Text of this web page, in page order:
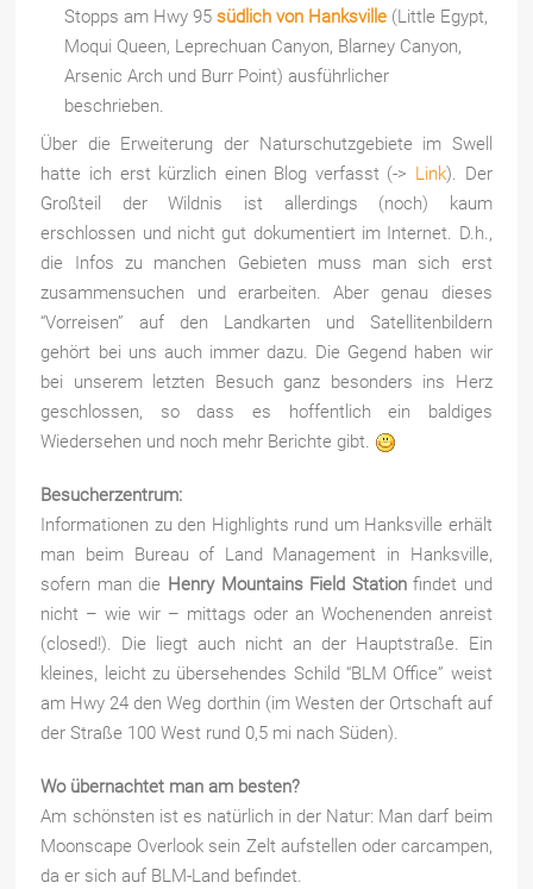
Stopps am Hwy 95südlich von Hanksville (Little Egypt,
Moqui Queen, Leprechuan Canyon, Blarney Canyon,
Arsenic Arch und Burr Point) ausführlicher
beschrieben.
Über die Erweiterung der Naturschutzgebiete im Swell
hatte ich erst kürzlich einen Blog verfasst (-> Link). Der
Großteil der Wildnis ist allerdings (noch) kaum
erschlossen und nicht gut dokumentiert im Internet. D.h.,
die Infos zu manchen Gebieten muss man sich erst
zusammensuchen und erarbeiten. Aber genau dieses
“Vorreisen” auf den Landkarten und Satellitenbildern
gehört bei uns auch immer dazu. Die Gegend haben wir
bei unserem letzten Besuch ganz besonders ins Herz
geschlossen, so dass es hoffentlich ein baldiges
Wiedersehen und noch mehr Berichte gibt.
Besucherzentrum:
Informationen zu den Highlights rund um Hanksville erhält
man beim Bureau of Land Management in Hanksville,
sofern man die Henry Mountains Field Stationfindet und
nicht – wie wir – mittags oder an Wochenenden anreist
(closed!). Die liegt auch nicht an der Hauptstraße. Ein
kleines, leicht zu übersehendes Schild “BLM Office” weist
am Hwy 24 den Weg dorthin (im Westen der Ortschaft auf
der Straße 100 West rund 0,5 mi nach Süden).
Wo übernachtet man am besten?
Am schönsten ist es natürlich in der Natur: Man darf beim
Moonscape Overlook sein Zelt aufstellen oder carcampen,
da er sich auf BLM-Land befindet.